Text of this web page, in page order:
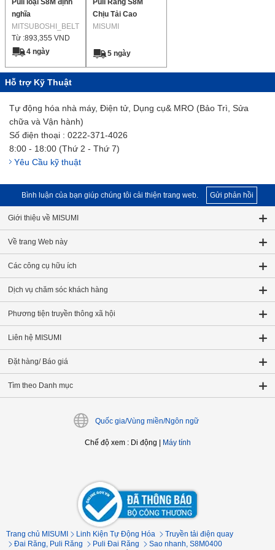
Puli loại S8M định
nghĩa
MITSUBOSHI_BELT
Từ :893,355 VND
4 ngày
Puli Răng S8M
Chịu Tải Cao
MISUMI
5 ngày
Hỗ trợ Kỹ Thuật
Tự động hóa nhà máy, Điện tử, Dụng cụ& MRO (Bảo Trì, Sửa
chữa và Vận hành)
Số điện thoại : 0222-371-4026
8:00 - 18:00 (Thứ 2 - Thứ 7)
Yêu Cầu kỹ thuật
Bình luận của bạn giúp chúng tôi cải thiện trang web. Gửi phản hồi
Giới thiệu về MISUMI
Về trang Web này
Các công cụ hữu ích
Dịch vụ chăm sóc khách hàng
Phương tiện truyền thông xã hội
Liên hệ MISUMI
Đặt hàng/ Báo giá
Tìm theo Danh mục
Quốc gia/Vùng miền/Ngôn ngữ
Chế độ xem: Di động Máy tính
Trang chủ MISUMI Linh Kiện Tự Động Hóa
Truyền tải điện quay
Đai Răng, Puli Răng
Puli Đai Răng
Sao nhanh, S8M0400